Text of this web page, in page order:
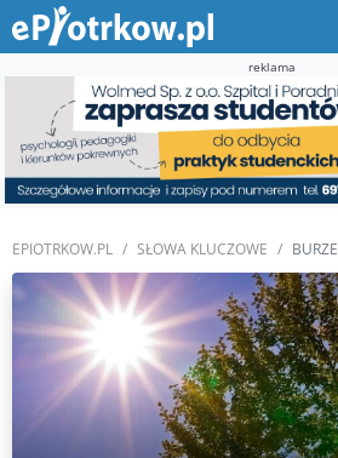
reklama
EPIOTRKOW.PL SŁOWA KLUCZOWE BURZE